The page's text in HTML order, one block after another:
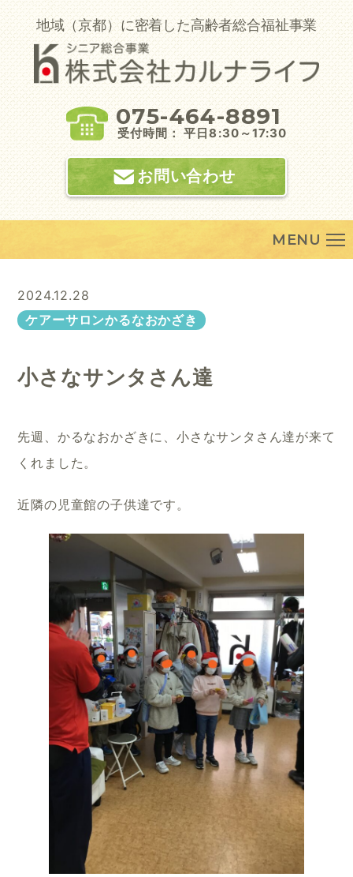
Skip
to
content
地域（京都）に密着した高齢者総合福祉事業
075-464-8891
受付時間： 平日8:30～17:30
お問い合わせ
MENU
2024.12.28
ケアーサロンかるなおかざき
小さなサンタさん達
先週、かるなおかざきに、小さなサンタさん達が来て
くれました。
近隣の児童館の子供達です。